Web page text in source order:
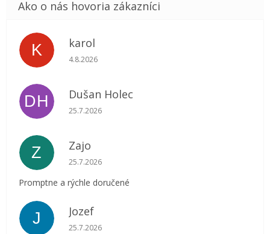
K karol
Hodnotenie obchodu je 5 z 5 hviezdičiek.
4.8.2026
DH Dušan Holec
Hodnotenie obchodu je 5 z 5 hviezdičiek.
25.7.2026
Z Zajo
Hodnotenie obchodu je 5 z 5 hviezdičiek.
25.7.2026
Promptne a rýchle doručené
J Jozef
Hodnotenie obchodu je 5 z 5 hviezdičiek.
25.7.2026